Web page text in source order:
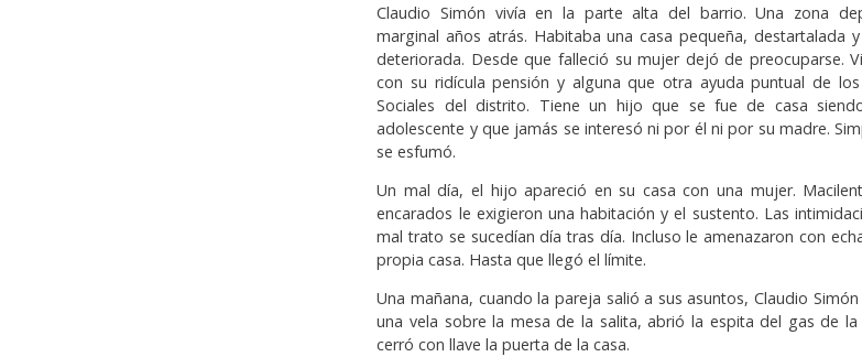
Claudio Simón vivía en la parte alta del barrio. Una zona
marginal años atrás. Habitaba una casa pequeña, destartalada
deteriorada. Desde que falleció su mujer dejó de preocuparse.
con su ridícula pensión y alguna que otra ayuda puntual de los
Sociales del distrito. Tiene un hijo que se fue de casa
adolescente y que jamás se interesó ni por él ni por su madre.
se esfumó.
Un mal día, el hijo apareció en su casa con una mujer.
encarados le exigieron una habitación y el sustento. Las
mal trato se sucedían día tras día. Incluso le amenazaron con
propia casa. Hasta que llegó el límite.
Una mañana, cuando la pareja salió a sus asuntos, Claudio
una vela sobre la mesa de la salita, abrió la espita del gas de la
cerró con llave la puerta de la casa.